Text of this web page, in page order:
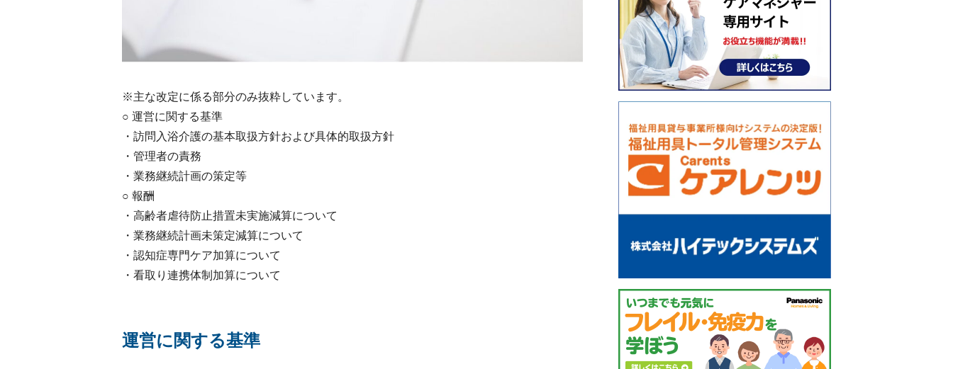
※主な改定に係る部分のみ抜粋しています。
○ 運営に関する基準
・訪問入浴介護の基本取扱方針および具体的取扱方針
・管理者の責務
・業務継続計画の策定等
○ 報酬
・高齢者虐待防止措置未実施減算について
・業務継続計画未策定減算について
・認知症専門ケア加算について
・看取り連携体制加算について
運営に関する基準